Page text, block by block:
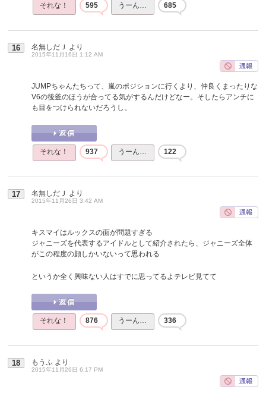
それな！ 595 うーん… 685
16 名無しだＪ より
2015年11月16日 1:12 AM
JUMPちゃんたちって、嵐のポジションに行くより、仲良くまったりな
V6の後釜のほうが合ってる気がするんだけどなー。そしたらアンチに
も目をつけられないだろうし。
それな！ 937 うーん… 122
17 名無しだＪ より
2015年11月26日 3:42 AM
キスマイはルックスの面が問題すぎる
ジャニーズを代表するアイドルとして紹介されたら、ジャニーズ全体
がこの程度の顔しかいないって思われる
というか全く興味ない人はすでに思ってるよテレビ見てて
それな！ 876 うーん… 336
18 もうふ より
2015年11月26日 6:17 PM